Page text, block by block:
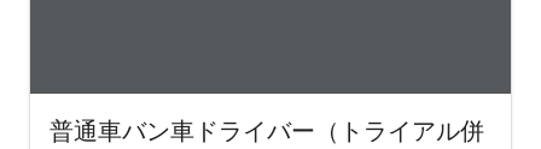
普通車バン車ドライバー（トライアル併